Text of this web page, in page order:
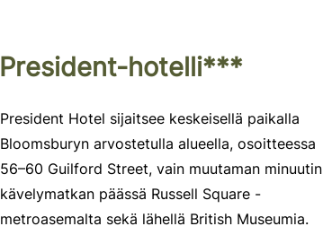
President-hotelli***
President Hotel sijaitsee keskeisellä paikalla
Bloomsburyn arvostetulla alueella, osoitteessa
56–60 Guilford Street, vain muutaman minuutin
kävelymatkan päässä Russell Square -
metroasemalta sekä lähellä British Museumia.